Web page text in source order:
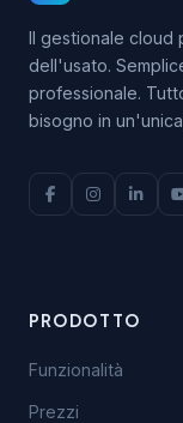
Il gestionale cloud
dell'usato.
professionale.
bisogno in
PRODOTTO
Funzionalità
Prezzi